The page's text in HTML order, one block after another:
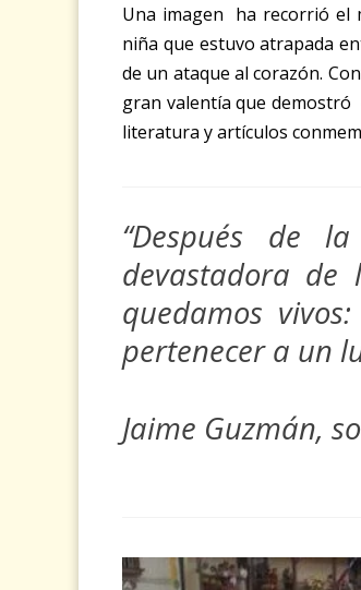
Una imagen ha recorrió el
niña que estuvo atrapada
de un ataque al corazón.
gran valentía que demostró
literatura y artículos
“Después de
devastadora
quedamos
pertenecer a un
Jaime Guzmán,